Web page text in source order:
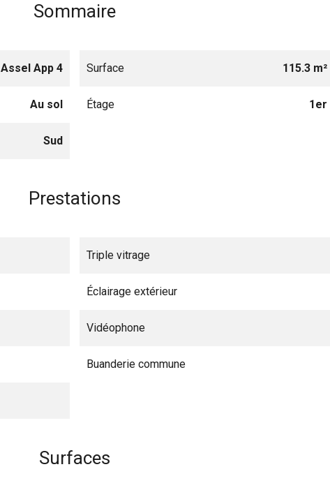
Sommaire
Assel App 4 Surface 115.3 m²
Au sol Étage 1er
Sud
Prestations
Triple vitrage
Éclairage extérieur
Vidéophone
Buanderie commune
Surfaces